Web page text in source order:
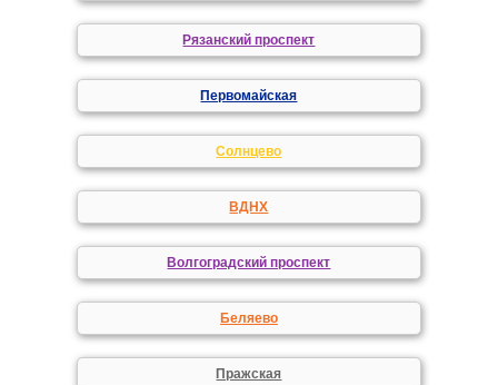
Рязанский проспект
Первомайская
Солнцево
ВДНХ
Волгоградский проспект
Беляево
Пражская